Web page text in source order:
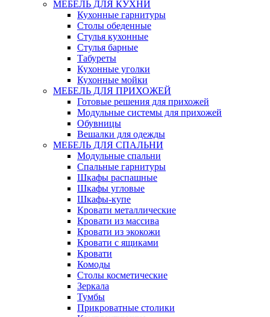
МЕБЕЛЬ ДЛЯ КУХНИ
Кухонные гарнитуры
Столы обеденные
Стулья кухонные
Стулья барные
Табуреты
Кухонные уголки
Кухонные мойки
МЕБЕЛЬ ДЛЯ ПРИХОЖЕЙ
Готовые решения для прихожей
Модульные системы для прихожей
Обувницы
Вешалки для одежды
МЕБЕЛЬ ДЛЯ СПАЛЬНИ
Модульные спальни
Спальные гарнитуры
Шкафы распашные
Шкафы угловые
Шкафы-купе
Кровати металлические
Кровати из массива
Кровати из экокожи
Кровати с ящиками
Кровати
Комоды
Столы косметические
Зеркала
Тумбы
Прикроватные столики